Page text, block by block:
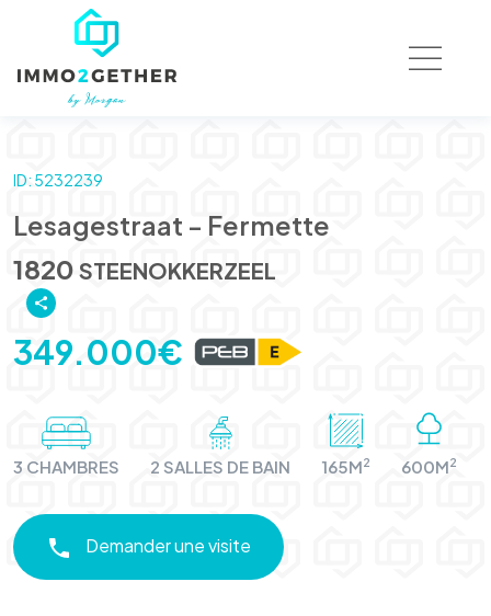
ID: 5232239
Lesagestraat - Fermette
1820 STEENOKKERZEEL
349.000€
3 CHAMBRES 2 SALLES DE BAIN 165M2 600M2
Demander une visite